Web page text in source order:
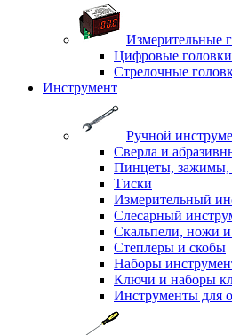
Измерительные
Цифровые головки
Стрелочные
Инструмент
Ручной
Сверла и
Пинцеты, зажимы,
Тиски
Измерительный
Слесарный
Скальпели, ножи
Степлеры и скобы
Наборы
Ключи и наборы
Инструменты для